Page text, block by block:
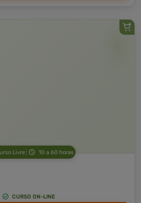
Livre 10 a 60 horas
CURSO ON-LINE